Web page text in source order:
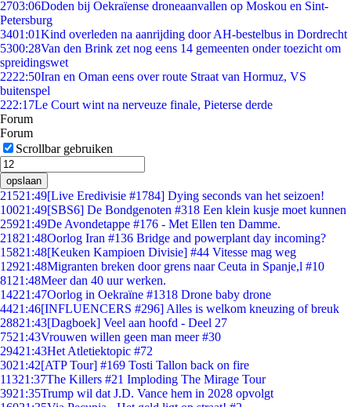
2703:06Doden bij Oekraïense droneaanvallen op Moskou en Sint-
Petersburg
3401:01Kind overleden na aanrijding door AH-bestelbus in Dordrecht
5300:28Van den Brink zet nog eens 14 gemeenten onder toezicht om
spreidingswet
2222:50Iran en Oman eens over route Straat van Hormuz, VS
buitenspel
222:17Le Court wint na nerveuze finale, Pieterse derde
Forum
Forum
Scrollbar gebruiken
opslaan
21521:49[Live Eredivisie #1784] Dying seconds van het seizoen!
10021:49[SBS6] De Bondgenoten #318 Een klein kusje moet kunnen
25921:49De Avondetappe #176 - Met Ellen ten Damme.
21821:48Oorlog Iran #136 Bridge and powerplant day incoming?
15821:48[Keuken Kampioen Divisie] #44 Vitesse mag weg
12921:48Migranten breken door grens naar Ceuta in Spanje,l #10
81 21:48Meer dan 40 uur werken.
14221:47Oorlog in Oekraïne #1318 Drone baby drone
4421:46[INFLUENCERS #296] Alles is welkom kneuzing of breuk
28821:43[Dagboek] Veel aan hoofd - Deel 27
7521:43Vrouwen willen geen man meer #30
29421:43Het Atletiektopic #72
3021:42[ATP Tour] #169 Tosti Tallon back on fire
11321:37The Killers #21 Imploding The Mirage Tour
3921:35Trump wil dat J.D. Vance hem in 2028 opvolgt